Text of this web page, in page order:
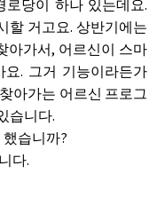
로당이 하나 있는데요.
할 거고요. 상반기에는
아가서, 어르신이 스마
. 그거 기능이라든가
아가는 어르신 프로그
습니다.
했습니까?
다.